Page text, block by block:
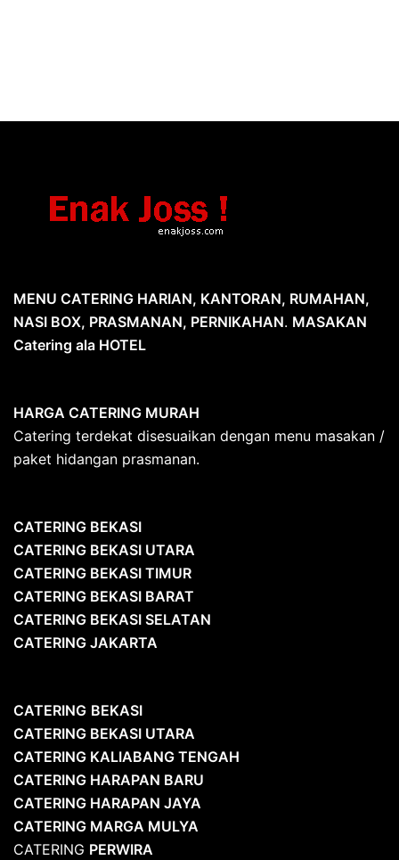
MENU CATERING HARIAN, KANTORAN, RUMAHAN,
NASI BOX, PRASMANAN, PERNIKAHAN. MASAKAN
Catering ala HOTEL
HARGA CATERING MURAH
Catering terdekat disesuaikan dengan menu masakan /
paket hidangan prasmanan.
CATERING BEKASI
CATERING BEKASI UTARA
CATERING BEKASI TIMUR
CATERING BEKASI BARAT
CATERING BEKASI SELATAN
CATERING JAKARTA
CATERING BEKASI
CATERING BEKASI UTARA
CATERING KALIABANG TENGAH
CATERING HARAPAN BARU
CATERING HARAPAN JAYA
CATERING MARGA MULYA
CATERING PERWIRA